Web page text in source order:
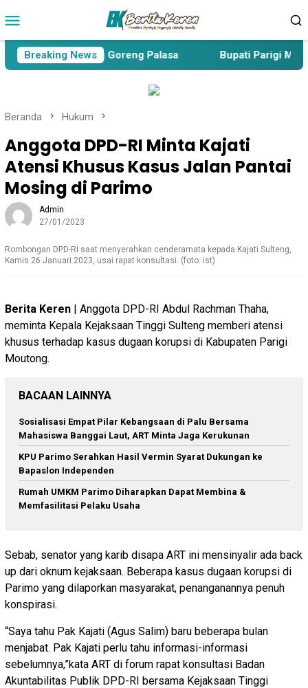
ke
Mobile
Breaking News
dan Bawang Goreng Palasa Bupati Parigi
Beranda Hukum
Anggota DPD-RI Minta Kajati
Atensi Khusus Kasus Jalan Pantai
Mosing di Parimo
Admin
27/01/2023
Rombongan DPD-RI saat menyerahkan cenderamata kepada Kajati Sulteng,
Kamis 26 Januari 2023, usai rapat konsultasi. (foto: ist)
Berita Keren | Anggota DPD-RI Abdul Rachman Thaha,
meminta Kepala Kejaksaan Tinggi Sulteng memberi atensi
khusus terhadap kasus dugaan korupsi di Kabupaten Parigi
Moutong.
BACAAN LAINNYA
Sosialisasi Empat Pilar Kebangsaan di Palu Bersama
Mahasiswa Banggai Laut, ART Minta Jaga Kerukunan
KPU Parimo Serahkan Hasil Vermin Syarat Dukungan ke
Bapaslon Independen
Rumah UMKM Parimo Diharapkan Dapat Membina &
Memfasilitasi Pelaku Usaha
Sebab, senator yang karib disapa ART ini mensinyalir ada back
up dari oknum kejaksaan. Beberapa kasus dugaan korupsi di
Parimo yang dilaporkan masyarakat, penanganannya penuh
konspirasi.
“Saya tahu Pak Kajati (Agus Salim) baru beberapa bulan
menjabat. Pak Kajati perlu tahu informasi-informasi
sebelumnya,”kata ART di forum rapat konsultasi Badan
Akuntabilitas Publik DPD-RI bersama Kejaksaan Tinggi